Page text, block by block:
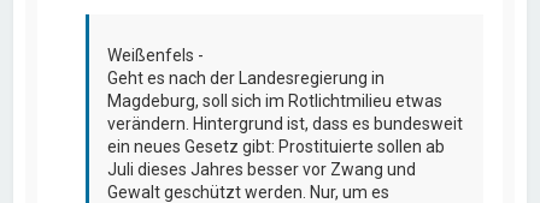
Weißenfels -
Geht es nach der Landesregierung in
Magdeburg, soll sich im Rotlichtmilieu etwas
verändern. Hintergrund ist, dass es bundesweit
ein neues Gesetz gibt: Prostituierte sollen ab
Juli dieses Jahres besser vor Zwang und
Gewalt geschützt werden. Nur, um es